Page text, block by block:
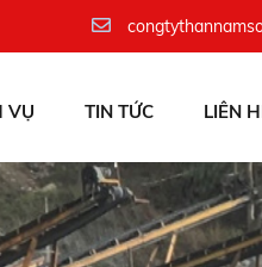
VỤ TIN TỨC LIÊN